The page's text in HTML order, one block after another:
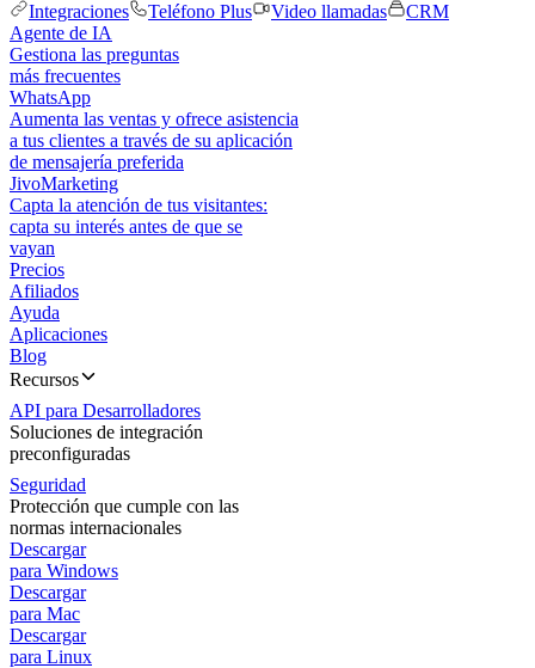
Integraciones
Teléfono Plus Video llamadas
CRM
Agente de IA
Gestiona las preguntas
más frecuentes
WhatsApp
Aumenta las ventas y ofrece asistencia
a tus clientes a través de su aplicación
de mensajería preferida
JivoMarketing
Capta la atención de tus visitantes:
capta su interés antes de que se
vayan
Precios
Afiliados
Ayuda
Aplicaciones
Blog
Recursos
API para Desarrolladores
Soluciones de integración
preconfiguradas
Seguridad
Protección que cumple con las
normas internacionales
Descargar
para Windows
Descargar
para Mac
Descargar
para Linux